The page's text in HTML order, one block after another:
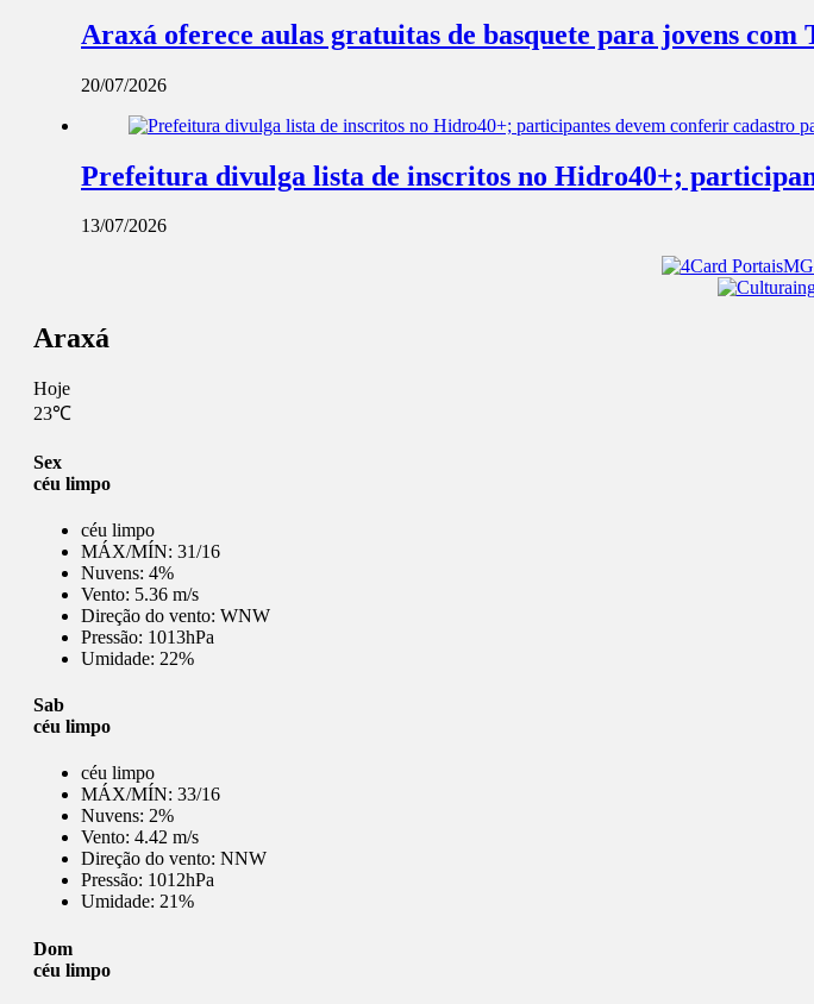
Araxá oferece aulas gratuitas de basquete para jovens com
20/07/2026
Prefeitura divulga lista de inscritos no Hidro40+;
13/07/2026
Araxá
Hoje
23℃
Sex
céu limpo
céu limpo
MÁX/MÍN: 31/16
Nuvens: 4%
Vento: 5.36 m/s
Direção do vento: WNW
Pressão: 1013hPa
Umidade: 22%
Sab
céu limpo
céu limpo
MÁX/MÍN: 33/16
Nuvens: 2%
Vento: 4.42 m/s
Direção do vento: NNW
Pressão: 1012hPa
Umidade: 21%
Dom
céu limpo